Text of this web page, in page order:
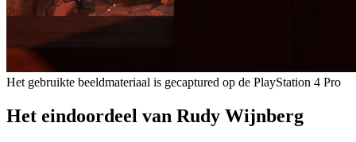
Het gebruikte beeldmateriaal is gecaptured op de PlayStation 4 Pro
Het eindoordeel van Rudy Wijnberg